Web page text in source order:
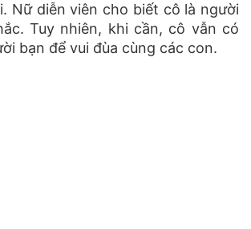
Nữ diễn viên cho biết cô là người
Tuy nhiên, khi cần, cô vẫn có
bạn để vui đùa cùng các con.